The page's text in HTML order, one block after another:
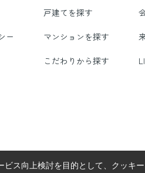
戸建てを探す
ー マンションを探す
こだわりから探す
ス向上検討を目的として、クッキ